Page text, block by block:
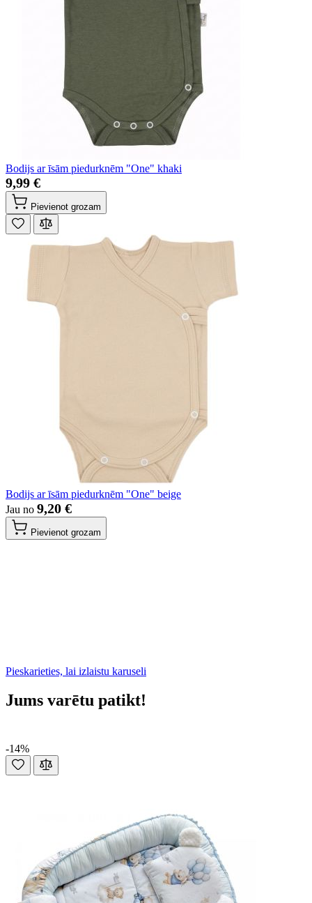
Bodijs ar īsām piedurknēm "One" khaki
9,99 €
Pievienot grozam
Bodijs ar īsām piedurknēm "One" beige
Jau no 9,20 €
Pievienot grozam
Pieskarieties, lai izlaistu karuseli
Jums varētu patikt!
-14%